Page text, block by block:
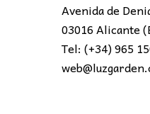
Avenida de
03016 Alicante
Tel: (+34) 965